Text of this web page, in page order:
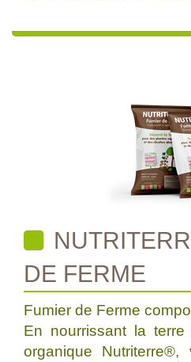
DE FERME
Fumier de Ferme
En nourrissant la terre
organique